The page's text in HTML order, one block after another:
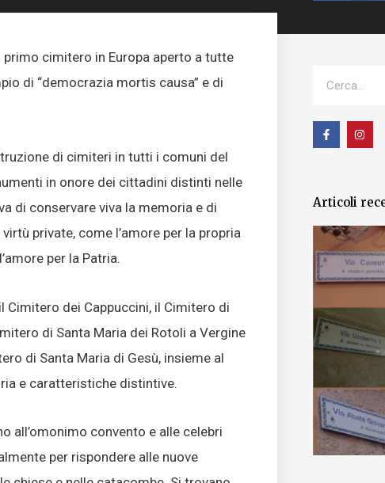
cimitero in Europa aperto a tutte
di “democrazia mortis causa” e di
di cimiteri in tutti i comuni del
in onore dei cittadini distinti nelle
di conservare viva la memoria e di
private, come l’amore per la propria
per la Patria.
dei Cappuccini, il Cimitero di
di Santa Maria dei Rotoli a Vergine
di Santa Maria di Gesù, insieme al
e caratteristiche distintive.
all’omonimo convento e alle celebri
per rispondere alle nuove
a
c
k
f
n
s
a
Articoli